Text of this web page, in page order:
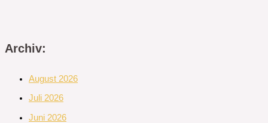
Archiv:
August 2026
Juli 2026
Juni 2026